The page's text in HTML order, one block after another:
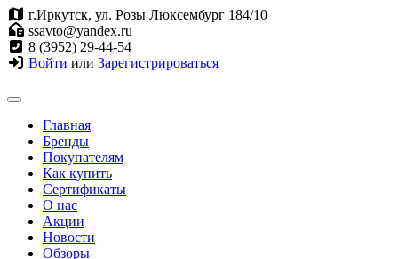
г.Иркутск, ул. Розы Люксембург 184/10
ssavto@yandex.ru
8 (3952) 29-44-54
Войти или Зарегистрироваться
Главная
Бренды
Покупателям
Как купить
Сертификаты
О нас
Акции
Новости
Обзоры